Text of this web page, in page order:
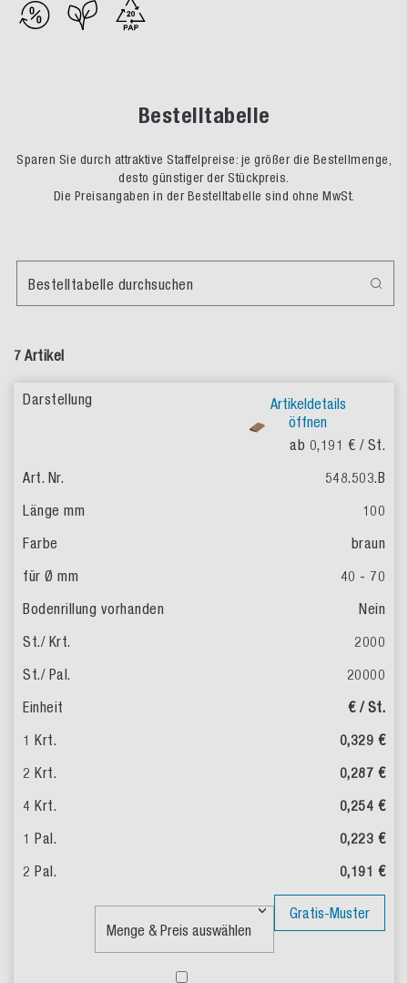
Bestelltabelle
Sparen Sie durch attraktive Staffelpreise: je größer die Bestellmenge,
desto günstiger der Stückpreis.
Die Preisangaben in der Bestelltabelle sind ohne MwSt.
7 Artikel
Bestelltabelle durchsuchen
Artikeldetails
öffnen
ab 0,191 € / St.
548.503.B
100
braun
40 - 70
Nein
2000
20000
€ / St.
0,329 €
0,287 €
0,254 €
0,223 €
0,191 €
Gratis-Muster